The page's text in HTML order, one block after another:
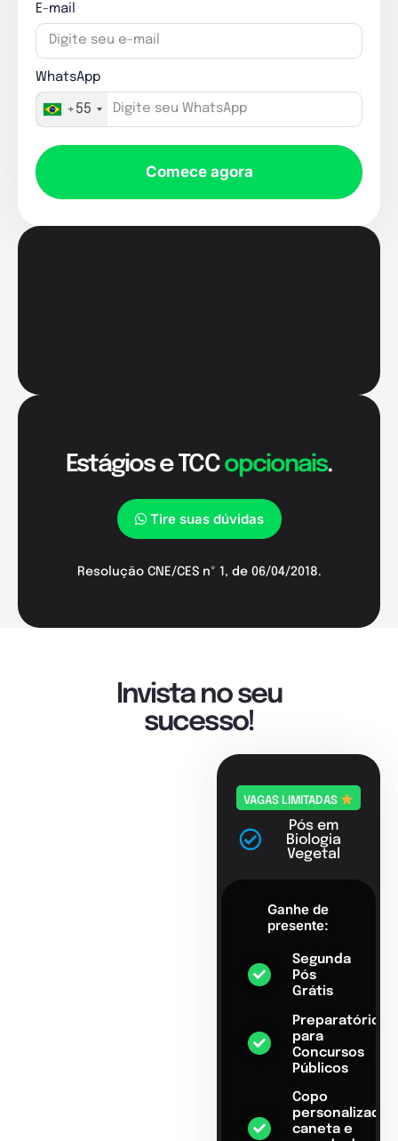
E-mail
WhatsApp
+55
Comece agora
Estágios e TCCopcionais.
Tire suas dúvidas
Resolução CNE/CES nº 1, de 06/04/2018.
Invista no seu
sucesso!
VAGAS LIMITADAS
Pós em
Biologia
Vegetal
Ganhe de
presente:
Segunda
Pós
Grátis
Preparatório
para
Concursos
Públicos
Copo
personalizado,
caneta e